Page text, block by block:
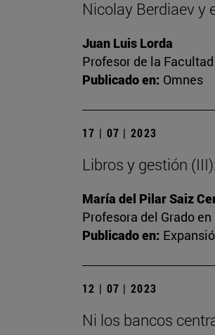
Nicolay Berdiaev y
Juan Luis Lorda
Profesor de la
Publicado en: Omnes
17 | 07 | 2023
Libros y gestión
María del Pilar Saiz
Profesora del Grado
Publicado en:
12 | 07 | 2023
Ni los bancos